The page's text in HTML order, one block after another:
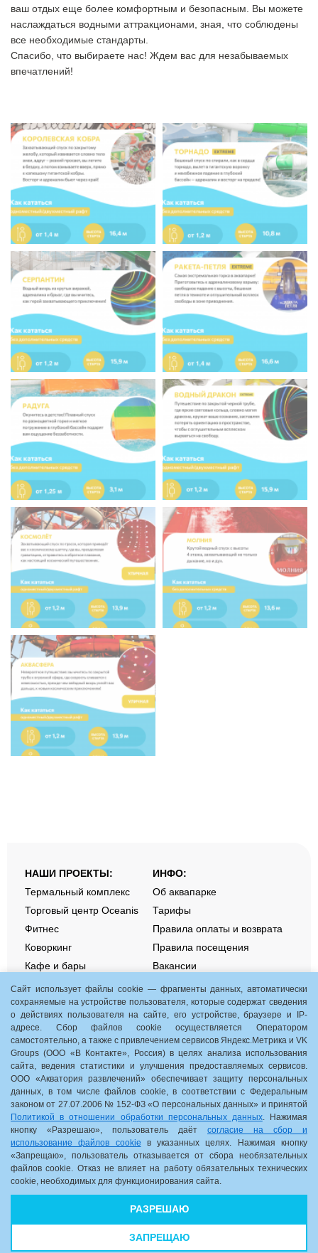
ваш отдых еще более комфортным и безопасным. Вы можете
наслаждаться водными аттракционами, зная, что соблюдены
все необходимые стандарты.
Спасибо, что выбираете нас! Ждем вас для незабываемых
впечатлений!
НАШИ ПРОЕКТЫ:
Термальный комплекс
Торговый центр Oceanis
Фитнес
Коворкинг
Кафе и бары
ИНФО:
Об аквапарке
Тарифы
Правила оплаты и возврата
Правила посещения
Вакансии
Контакты
Aquamania. Акции и события
Подарочные сертификаты
Детские дни рождения
Групповые посещения
СОУТ
Нижний Новгород, пр. Гагарина, 35, корп. 1
10:00 - 22:00
Схема комплекса
8 (831) 2-831-831
© 2026 OCEANIS. Все права защищены
Сайт использует файлы cookie — фрагменты данных, автоматически
сохраняемые на устройстве пользователя, которые содержат сведения
о действиях пользователя на сайте, его устройстве, браузере и IP-
адресе. Сбор файлов cookie осуществляется Оператором
самостоятельно, а также с привлечением сервисов Яндекс.Метрика и VK
Groups (ООО «В Контакте», Россия) в целях анализа использования
сайта, ведения статистики и улучшения предоставляемых сервисов.
ООО «Акватория развлечений» обеспечивает защиту персональных
данных, в том числе файлов cookie, в соответствии с Федеральным
законом от 27.07.2006 № 152-ФЗ «О персональных данных» и принятой
Политикой в отношении обработки персональных данных. Нажимая
кнопку «Разрешаю», пользователь даёт согласие на сбор и
использование файлов cookie в указанных целях. Нажимая кнопку
«Запрещаю», пользователь отказывается от сбора необязательных
файлов cookie. Отказ не влияет на работу обязательных технических
cookie, необходимых для функционирования сайта.
РАЗРЕШАЮ
ЗАПРЕЩАЮ